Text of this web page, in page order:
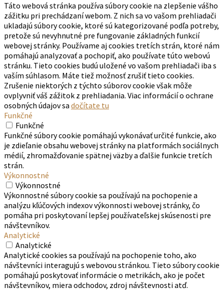
Táto webová stránka používa súbory cookie na zlepšenie vášho
zážitku pri prechádzaní webom. Z nich sa vo vašom prehliadači
ukladajú súbory cookie, ktoré sú kategorizované podľa potreby,
pretože sú nevyhnutné pre fungovanie základných funkcií
webovej stránky. Používame aj cookies tretích strán, ktoré nám
pomáhajú analyzovať a pochopiť, ako používate túto webovú
stránku. Tieto cookies budú uložené vo vašom prehliadači iba s
vaším súhlasom. Máte tiež možnosť zrušiť tieto cookies.
Zrušenie niektorých z týchto súborov cookie však môže
ovplyvniť váš zážitok z prehliadania. Viac informácií o ochrane
osobných údajov sa dočítate tu
Funkčné
Funkčné
Funkčné súbory cookie pomáhajú vykonávať určité funkcie, ako
je zdieľanie obsahu webovej stránky na platformách sociálnych
médií, zhromažďovanie spätnej väzby a ďalšie funkcie tretích
strán.
Výkonnostné
Výkonnostné
Výkonnostné súbory cookie sa používajú na pochopenie a
analýzu kľúčových indexov výkonnosti webovej stránky, čo
pomáha pri poskytovaní lepšej používateľskej skúsenosti pre
návštevníkov.
Analytické
Analytické
Analytické cookies sa používajú na pochopenie toho, ako
návštevníci interagujú s webovou stránkou. Tieto súbory cookie
pomáhajú poskytovať informácie o metrikách, ako je počet
návštevníkov, miera odchodov, zdroj návštevnosti atď.